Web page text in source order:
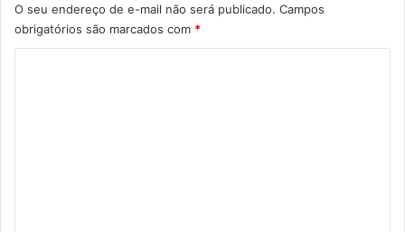
O seu endereço de e-mail não será publicado. Campos
obrigatórios são marcados com *